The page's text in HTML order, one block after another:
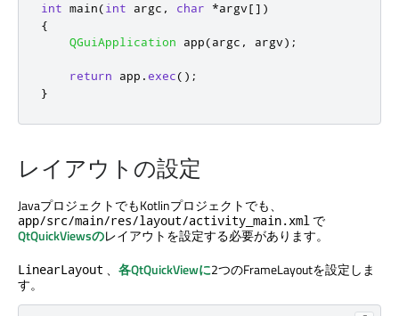
int main(int argc , char *argv[] )
{
QGuiApplication app(argc , argv);
return app .exec();
}
レイアウトの設定
JavaプロジェクトでもKotlinプロジェクトでも、
app/src/main/res/layout/activity_main.xml で
QtQuickViewsのレイアウトを設定する必要があります。
LinearLayout 、 各QtQuickViewに2つのFrameLayoutを設定しま
す。